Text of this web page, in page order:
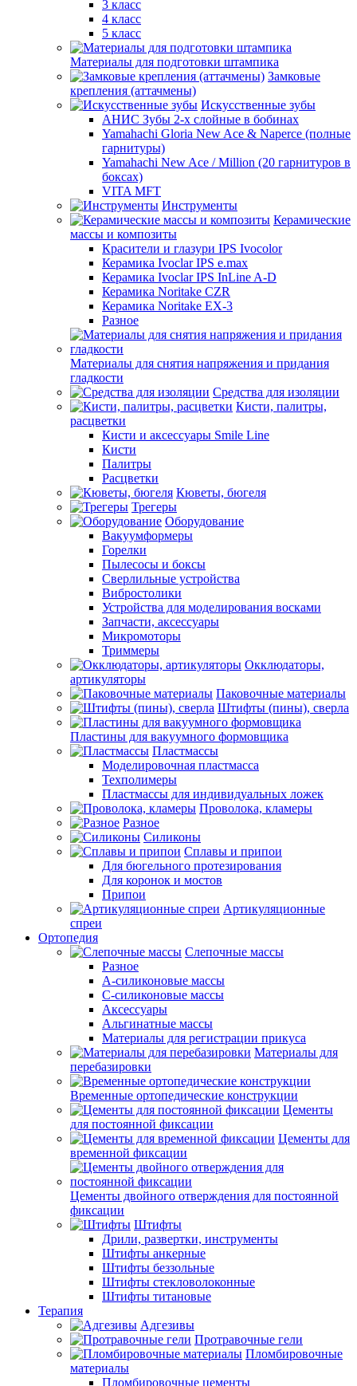
3 класс
4 класс
5 класс
Материалы для подготовки штампика
Замковые
крепления (аттачмены)
Искусственные зубы
АНИС Зубы 2-х слойные в бобинах
Yamahachi Gloria New Ace & Naperce (полные
гарнитуры)
Yamahachi New Ace / Million (20 гарнитуров в
боксах)
VITA MFT
Инструменты
Керамические
массы и композиты
Красители и глазури IPS Ivocolor
Керамика Ivoclar IPS e.max
Керамика Ivoclar IPS InLine A-D
Керамика Noritake CZR
Керамика Noritake EX-3
Разное
Материалы для снятия напряжения и придания
гладкости
Средства для изоляции
Кисти, палитры,
расцветки
Кисти и аксессуары Smile Line
Кисти
Палитры
Расцветки
Кюветы, бюгеля
Трегеры
Оборудование
Вакуумформеры
Горелки
Пылесосы и боксы
Сверлильные устройства
Вибростолики
Устройства для моделирования восками
Запчасти, аксессуары
Микромоторы
Триммеры
Окклюдаторы,
артикуляторы
Паковочные материалы
Штифты (пины), сверла
Пластины для вакуумного формовщика
Пластмассы
Моделировочная пластмасса
Техполимеры
Пластмассы для индивидуальных ложек
Проволока, кламеры
Разное
Силиконы
Сплавы и припои
Для бюгельного протезирования
Для коронок и мостов
Припои
Артикуляционные
спреи
Ортопедия
Слепочные массы
Разное
А-силиконовые массы
С-силиконовые массы
Аксессуары
Альгинатные массы
Материалы для регистрации прикуса
Материалы для
перебазировки
Временные ортопедические конструкции
Цементы
для постоянной фиксации
Цементы для
временной фиксации
Цементы двойного отверждения для постоянной
фиксации
Штифты
Дрили, развертки, инструменты
Штифты анкерные
Штифты беззольные
Штифты стекловолоконные
Штифты титановые
Терапия
Адгезивы
Протравочные гели
Пломбировочные
материалы
Пломбировочные цементы